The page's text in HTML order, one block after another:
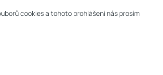
cookies a tohoto prohlášení nás prosím